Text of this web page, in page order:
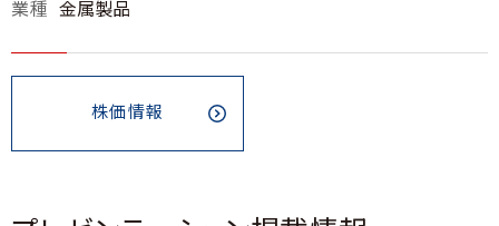
業種
金属製品
株価情報